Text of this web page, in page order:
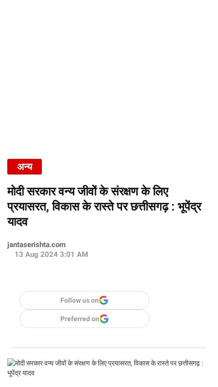
अन्य
मोदी सरकार वन्य जीवों के संरक्षण के लिए
प्रयासरत, विकास के रास्ते पर छत्तीसगढ़ : भूपेंद्र
यादव
jantaserishta.com
13 Aug 2024 3:01 AM
Follow us on
Preferred on